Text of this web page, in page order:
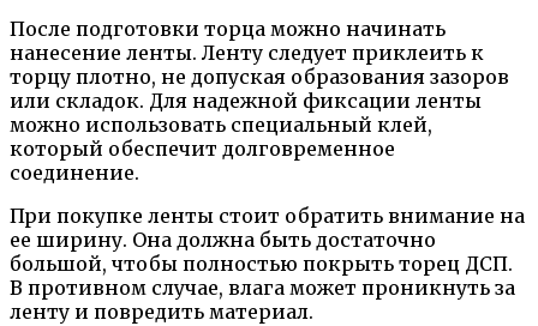
После подготовки торца можно начинать
нанесение ленты. Ленту следует приклеить к
торцу плотно, не допуская образования зазоров
или складок. Для надежной фиксации ленты
можно использовать специальный клей,
который обеспечит долговременное
соединение.
При покупке ленты стоит обратить внимание на
ее ширину. Она должна быть достаточно
большой, чтобы полностью покрыть торец ДСП.
В противном случае, влага может проникнуть за
ленту и повредить материал.